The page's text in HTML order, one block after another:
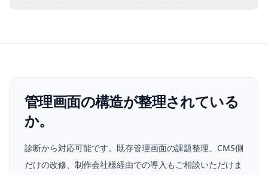
管理画面の構造が整理されている
か。
診断から対応可能です。既存管理画面の課題整理、CMS側
だけの改修、制作会社様経由での導入もご相談いただけま